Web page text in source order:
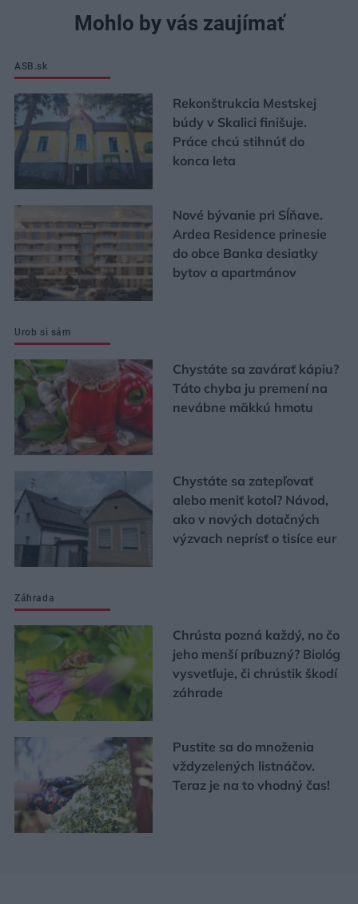
Mohlo by vás zaujímať
ASB.sk
Rekonštrukcia Mestskej
búdy v Skalici finišuje.
Práce chcú stihnúť do
konca leta
Nové bývanie pri Sĺňave.
Ardea Residence prinesie
do obce Banka desiatky
bytov a apartmánov
Urob si sám
Chystáte sa zavárať kápiu?
Táto chyba ju premení na
nevábne mäkkú hmotu
Chystáte sa zatepľovať
alebo meniť kotol? Návod,
ako v nových dotačných
výzvach neprísť o tisíce eur
Záhrada
Chrústa pozná každý, no čo
jeho menší príbuzný? Biológ
vysvetľuje, či chrústik škodí
záhrade
Pustite sa do množenia
vždyzelených listnáčov.
Teraz je na to vhodný čas!